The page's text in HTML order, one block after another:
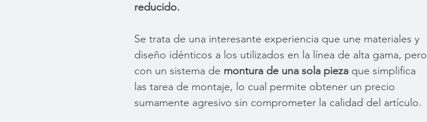
reducido.
Se trata de una interesante experiencia que une materiales y
diseño idénticos a los utilizados en la línea de alta gama, pero
con un sistema de montura de una sola pieza que simplifica
las tarea de montaje, lo cual permite obtener un precio
sumamente agresivo sin comprometer la calidad del artículo.